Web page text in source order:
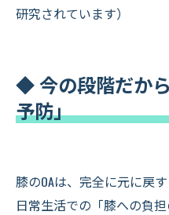
研究されています）
◆ 今の段階だか
予防」
膝のOAは、完全に元に戻
日常生活での「膝への負